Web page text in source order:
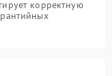
корректную